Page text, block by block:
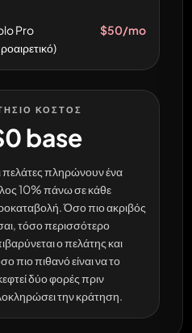
Pro
$50/mo
ΚΌΣΤΟΣ
base
πελάτες πληρώνουν ένα
10% πάνω σε κάθε
Όσο πιο ακριβός
τόσο περισσότερο
ο πελάτης και
πιο πιθανό είναι να το
δύο φορές πριν
την κράτηση.